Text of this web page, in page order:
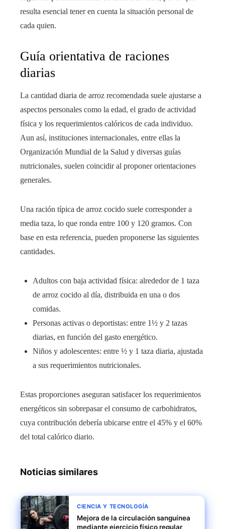
resulta esencial tener en cuenta la situación personal de
cada quien.
Guía orientativa de raciones
diarias
La cantidad diaria de arroz recomendada suele ajustarse a
aspectos personales como la edad, el grado de actividad
física y los requerimientos calóricos de cada individuo.
Aun así, instituciones internacionales, entre ellas la
Organización Mundial de la Salud y diversas guías
nutricionales, suelen coincidir al proponer orientaciones
generales.
Una ración típica de arroz cocido suele corresponder a
media taza, lo que ronda entre 100 y 120 gramos. Con
base en esta referencia, pueden proponerse las siguientes
cantidades.
Adultos con baja actividad física: alrededor de 1 taza
de arroz cocido al día, distribuida en una o dos
comidas.
Personas activas o deportistas: entre 1½ y 2 tazas
diarias, en función del gasto energético.
Niños y adolescentes: entre ½ y 1 taza diaria, ajustada
a sus requerimientos nutricionales.
Estas proporciones aseguran satisfacer los requerimientos
energéticos sin sobrepasar el consumo de carbohidratos,
cuya contribución debería ubicarse entre el 45% y el 60%
del total calórico diario.
Noticias similares
CIENCIA Y TECNOLOGÍA
Mejora de la circulación sanguínea
mediante ejercicio físico regular